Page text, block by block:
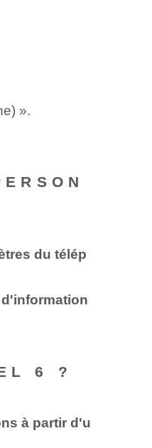
».
du télép
6 ?
à partir d'u